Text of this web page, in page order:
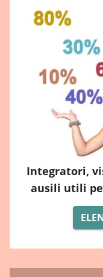
Integratori,
ausili utili